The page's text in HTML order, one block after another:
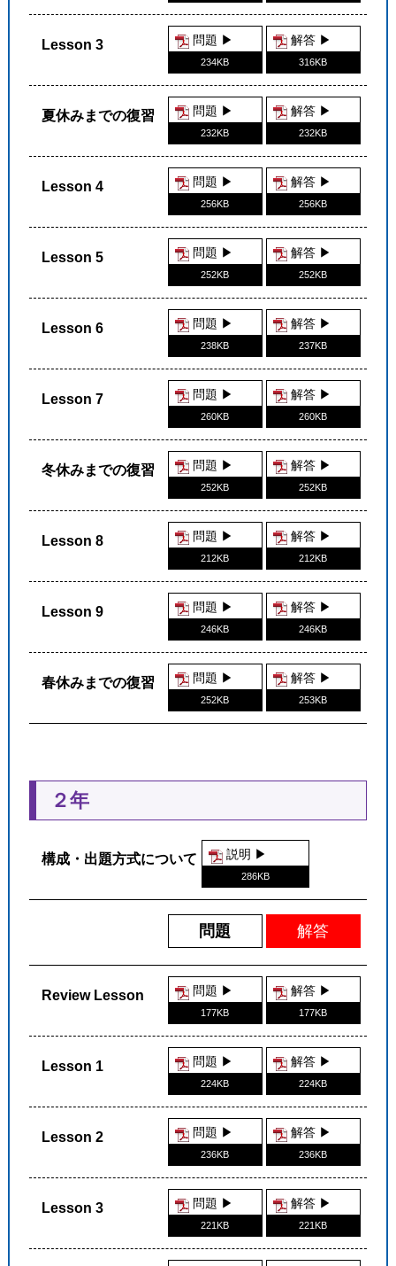
Lesson 3 問題 ▶︎
234KB
解答 ▶︎
316KB
夏休みまでの復習 問題 ▶︎
232KB
解答 ▶︎
232KB
Lesson 4 問題 ▶︎
256KB
解答 ▶︎
256KB
Lesson 5 問題 ▶︎
252KB
解答 ▶︎
252KB
Lesson 6 問題 ▶︎
238KB
解答 ▶︎
237KB
Lesson 7 問題 ▶︎
260KB
解答 ▶︎
260KB
冬休みまでの復習 問題 ▶︎
252KB
解答 ▶︎
252KB
Lesson 8 問題 ▶︎
212KB
解答 ▶︎
212KB
Lesson 9 問題 ▶︎
246KB
解答 ▶︎
246KB
春休みまでの復習 問題 ▶︎
252KB
解答 ▶︎
253KB
２年
構成・出題方式について 説明 ▶︎
286KB
問題 解答
Review Lesson 問題 ▶︎
177KB
解答 ▶︎
177KB
Lesson 1 問題 ▶︎
224KB
解答 ▶︎
224KB
Lesson 2 問題 ▶︎
236KB
解答 ▶︎
236KB
Lesson 3 問題 ▶︎
221KB
解答 ▶︎
221KB